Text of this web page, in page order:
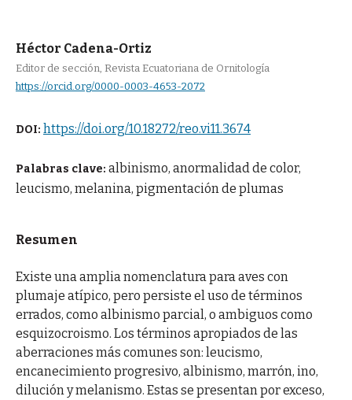
Héctor Cadena-Ortiz
Editor de sección, Revista Ecuatoriana de Ornitología
https://orcid.org/0000-0003-4653-2072
DOI: https://doi.org/10.18272/reo.vi11.3674
Palabras clave: albinismo, anormalidad de color,
leucismo, melanina, pigmentación de plumas
Resumen
Existe una amplia nomenclatura para aves con
plumaje atípico, pero persiste el uso de términos
errados, como albinismo parcial, o ambiguos como
esquizocroismo. Los términos apropiados de las
aberraciones más comunes son: leucismo,
encanecimiento progresivo, albinismo, marrón, ino,
dilución y melanismo. Estas se presentan por exceso,